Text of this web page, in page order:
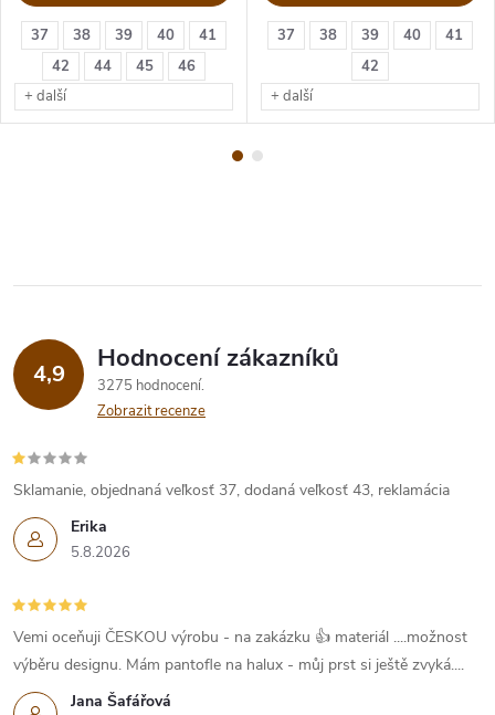
37 38 39 40
41
42
44 45
46
+ další
37 38 39 40
41
42
+ další
4,9 Hodnocení zákazníků
3275 hodnocení
Zobrazit recenze
Erika
5.8.2026
Sklamanie, objednaná veľkosť 37, dodaná veľkosť 43, reklamácia
Jana Šafářová
Vemi oceňuji ČESKOU výrobu - na zakázku 👍 materiál ....možnost
výběru designu. Mám pantofle na halux - můj prst si ještě zvyká....